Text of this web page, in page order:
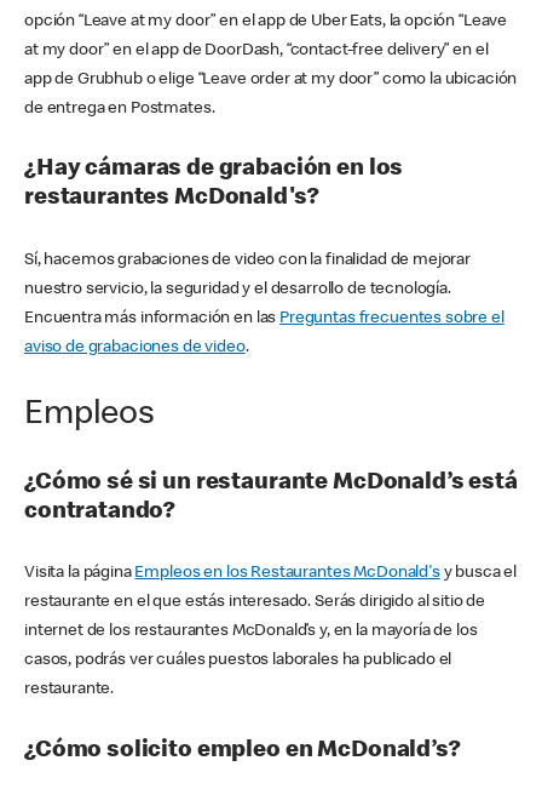
opción “Leave at my door” en el app de Uber Eats, la opción “Leave
at my door” en el app de DoorDash, “contact-free delivery” en el
app de Grubhub o elige “Leave order at my door” como la ubicación
de entrega en Postmates.
¿Hay cámaras de grabación en los
restaurantes McDonald's?
Sí, hacemos grabaciones de video con la finalidad de mejorar
nuestro servicio, la seguridad y el desarrollo de tecnología.
Encuentra más información en las Preguntas frecuentes sobre el
aviso de grabaciones de video.
Empleos
¿Cómo sé si un restaurante McDonald’s está
contratando?
Visita la página Empleos en los Restaurantes McDonald'sy busca el
restaurante en el que estás interesado. Serás dirigido al sitio de
internet de los restaurantes McDonald’s y, en la mayoría de los
casos, podrás ver cuáles puestos laborales ha publicado el
restaurante.
¿Cómo solicito empleo en McDonald’s?